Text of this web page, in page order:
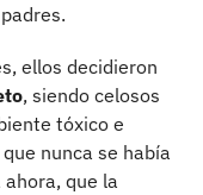
ellos decidieron
, siendo celosos
tóxico e
nunca se había
que la